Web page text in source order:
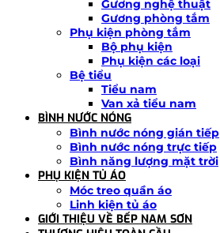
Gương nghệ thuật
Gương phòng tắm
Phụ kiện phòng tắm
Bộ phụ kiện
Phụ kiện các loại
Bệ tiểu
Tiểu nam
Van xả tiểu nam
BÌNH NƯỚC NÓNG
Bình nước nóng gián tiếp
Bình nước nóng trực tiếp
Bình năng lượng mặt trời
PHỤ KIỆN TỦ ÁO
Móc treo quần áo
Linh kiện tủ áo
GIỚI THIỆU VỀ BẾP NAM SƠN